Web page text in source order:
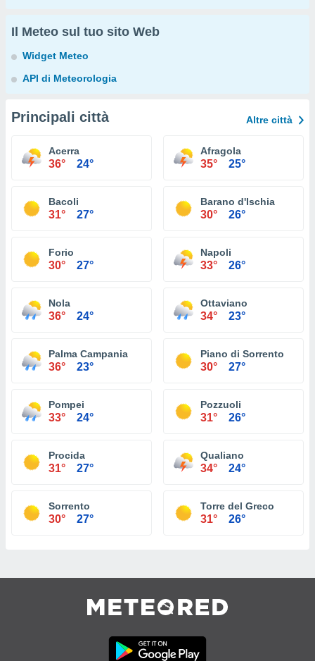
Il Meteo sul tuo sito Web
Widget Meteo
API di Meteorologia
Principali città Altre città
Acerra
36° 24°
Afragola
35° 25°
Bacoli
31° 27°
Barano d'Ischia
30° 26°
Forio
30° 27°
Napoli
33° 26°
Nola
36° 24°
Ottaviano
34° 23°
Palma Campania
36° 23°
Piano di Sorrento
30° 27°
Pompei
33° 24°
Pozzuoli
31° 26°
Procida
31° 27°
Qualiano
34° 24°
Sorrento
30° 27°
Torre del Greco
31° 26°